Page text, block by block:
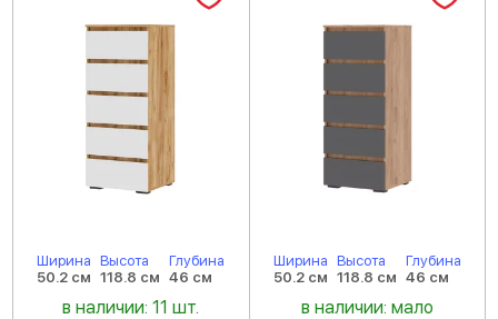
Ширина
50.2 см
Высота
118.8 см
Глубина
46 см
в наличии: 11 шт.
Ширина
50.2 см
Высота
118.8 см
Глубина
46 см
в наличии: мало